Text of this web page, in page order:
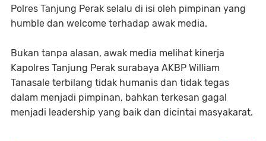
Polres Tanjung Perak selalu di isi oleh pimpinan yang
humble dan welcome terhadap awak media.
Bukan tanpa alasan, awak media melihat kinerja
Kapolres Tanjung Perak surabaya AKBP William
Tanasale terbilang tidak humanis dan tidak tegas
dalam menjadi pimpinan, bahkan terkesan gagal
menjadi leadership yang baik dan dicintai masyakarat.